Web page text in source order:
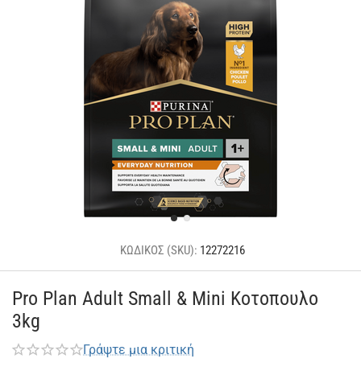
ΚΩΔΙΚΟΣ (SKU): 12272216
Pro Plan Adult Small & Mini Κοτοπουλο
3kg
Γράψτε μια κριτική